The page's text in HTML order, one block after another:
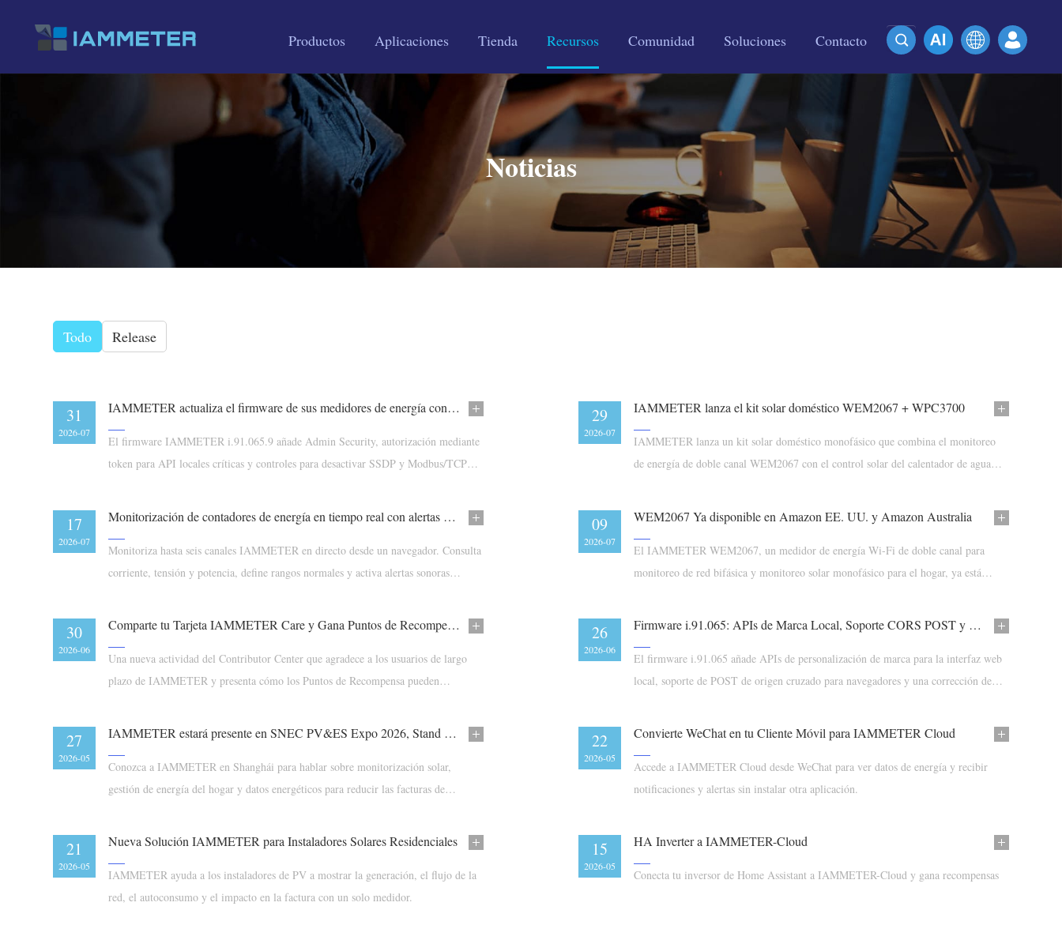
Productos Aplicaciones Tienda Recursos Comunidad Soluciones Contacto
Noticias
Todo Release
31
2026-07
IAMMETER actualiza el firmware de sus medidores de energía con Admin Security para EN 18031-1:2024
El firmware IAMMETER i.91.065.9 añade Admin Security, autorización mediante
token para API locales críticas y controles para desactivar SSDP y Modbus/TCP
29
2026-07
IAMMETER lanza el kit solar doméstico WEM2067 + WPC3700
IAMMETER lanza un kit solar doméstico monofásico que combina el monitoreo
de energía de doble canal WEM2067 con el control solar del calentador de agua
17
2026-07
Monitorización de contadores de energía en tiempo real con alertas del navegador
Monitoriza hasta seis canales IAMMETER en directo desde un navegador. Consulta
corriente, tensión y potencia, define rangos normales y activa alertas sonoras
09
2026-07
WEM2067 Ya disponible en Amazon EE. UU. y Amazon Australia
El IAMMETER WEM2067, un medidor de energía Wi-Fi de doble canal para
monitoreo de red bifásica y monitoreo solar monofásico para el hogar, ya está
30
2026-06
Comparte tu Tarjeta IAMMETER Care y Gana Puntos de Recompensa
Una nueva actividad del Contributor Center que agradece a los usuarios de largo
plazo de IAMMETER y presenta cómo los Puntos de Recompensa pueden
26
2026-06
Firmware i.91.065: APIs de Marca Local, Soporte CORS POST y Recuperación MQTTS Mejorada
El firmware i.91.065 añade APIs de personalización de marca para la interfaz web
local, soporte de POST de origen cruzado para navegadores y una corrección de
27
2026-05
IAMMETER estará presente en SNEC PV&ES Expo 2026, Stand 5.1H - A113
Conozca a IAMMETER en Shanghái para hablar sobre monitorización solar,
gestión de energía del hogar y datos energéticos para reducir las facturas de
22
2026-05
Convierte WeChat en tu Cliente Móvil para IAMMETER Cloud
Accede a IAMMETER Cloud desde WeChat para ver datos de energía y recibir
notificaciones y alertas sin instalar otra aplicación.
21
2026-05
Nueva Solución IAMMETER para Instaladores Solares Residenciales
IAMMETER ayuda a los instaladores de PV a mostrar la generación, el flujo de la
red, el autoconsumo y el impacto en la factura con un solo medidor.
15
2026-05
HA Inverter a IAMMETER-Cloud
Conecta tu inversor de Home Assistant a IAMMETER-Cloud y gana recompensas